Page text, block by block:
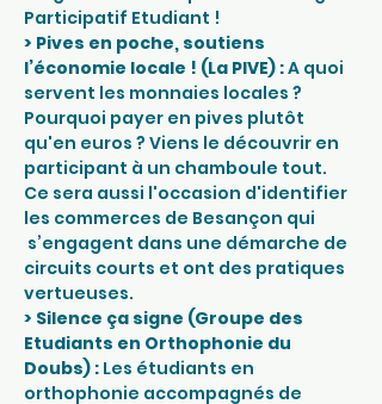
Participatif Etudiant !
> Pives en poche, soutiens
l’économie locale ! (La PIVE) : A quoi
servent les monnaies locales ?
Pourquoi payer en pives plutôt
qu'en euros ? Viens le découvrir en
participant à un chamboule tout.
Ce sera aussi l'occasion d'identifier
les commerces de Besançon qui
s’engagent dans une démarche de
circuits courts et ont des pratiques
vertueuses.
> Silence ça signe (Groupe des
Etudiants en Orthophonie du
Doubs) : Les étudiants en
orthophonie accompagnés de